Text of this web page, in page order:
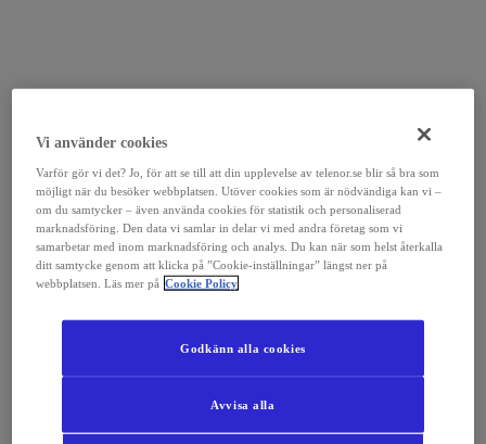
Vi använder cookies
Varför gör vi det? Jo, för att se till att din upplevelse av telenor.se blir så bra som
möjligt när du besöker webbplatsen. Utöver cookies som är nödvändiga kan vi –
om du samtycker – även använda cookies för statistik och personaliserad
marknadsföring. Den data vi samlar in delar vi med andra företag som vi
samarbetar med inom marknadsföring och analys. Du kan när som helst återkalla
ditt samtycke genom att klicka på ”Cookie-inställningar” längst ner på
webbplatsen. Läs mer på Cookie Policy
Avvisa alla
Godkänn alla cookies